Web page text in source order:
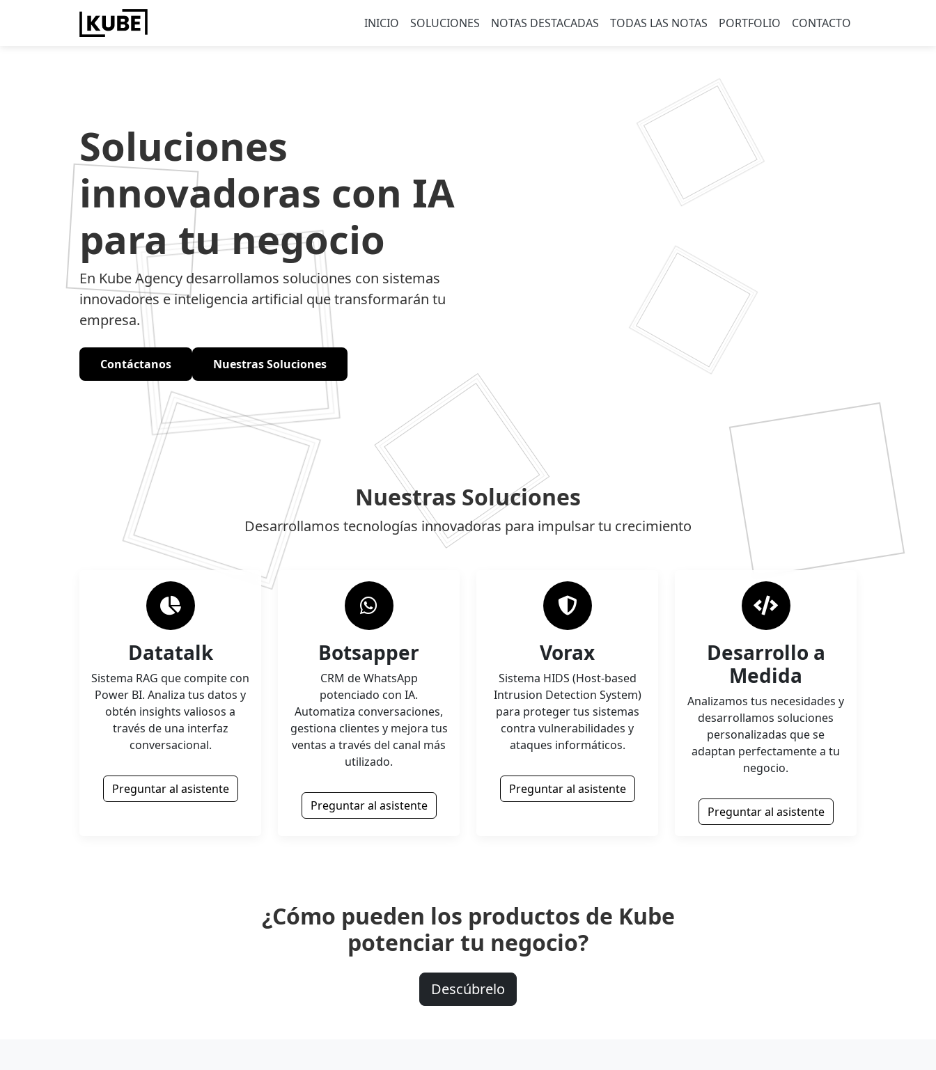
INICIO SOLUCIONES NOTAS DESTACADAS TODAS LAS NOTAS PORTFOLIO CONTACTO
Soluciones
innovadoras con IA
para tu negocio
En Kube Agency desarrollamos soluciones con sistemas
innovadores e inteligencia artificial que transformarán tu
empresa.
Contáctanos Nuestras Soluciones
Nuestras Soluciones
Desarrollamos tecnologías innovadoras para impulsar tu crecimiento
Datatalk
Sistema RAG que compite con
Power BI. Analiza tus datos y
obtén insights valiosos a
través de una interfaz
conversacional.
Preguntar al asistente
Botsapper
CRM de WhatsApp
potenciado con IA.
Automatiza conversaciones,
gestiona clientes y mejora tus
ventas a través del canal más
utilizado.
Preguntar al asistente
Vorax
Sistema HIDS (Host-based
Intrusion Detection System)
para proteger tus sistemas
contra vulnerabilidades y
ataques informáticos.
Preguntar al asistente
Desarrollo a
Medida
Analizamos tus necesidades y
desarrollamos soluciones
personalizadas que se
adaptan perfectamente a tu
negocio.
Preguntar al asistente
¿Cómo pueden los productos de Kube
potenciar tu negocio?
Descúbrelo